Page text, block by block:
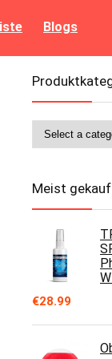
Blogs
Meist
€28.99